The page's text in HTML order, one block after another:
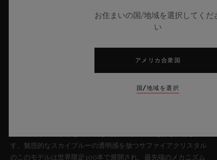
す。魅惑的なスカイブルーの透明感を放つサファイアクリスタル
のこのモデルは世界限定100本で展開され、最先端のメカニズム
お住まいの国/地域を選択してくだ
い
アメリカ合衆国
国/地域を選択